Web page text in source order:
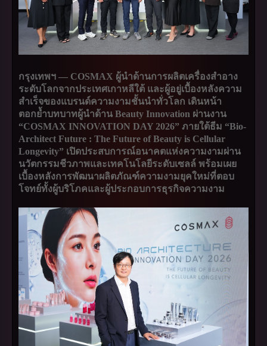
กรุงเทพฯ — COSMAX ผู้นำด้านการผลิตเครื่องสำอาง
ระดับโลกจากประเทศเกาหลีใต้ และผู้อยู่เบื้องหลังความ
สำเร็จของแบรนด์ความงามชั้นนำทั่วโลก เดินหน้า
ตอกย้ำบทบาทผู้นำด้าน Beauty Innovation ผ่านงาน
“COSMAX INNOVATION DAY 2026” ภายใต้ธีม “Bio-
Architect Future : The Future of Beauty is Cellular
Longevity” เปิดประสบการณ์อนาคตแห่งความงามผ่าน
นวัตกรรมชีวภาพและเทคโนโลยีระดับเซลล์ พร้อมเผย
เบื้องหลังการพัฒนาผลิตภัณฑ์ความงามยุคใหม่ที่ตอบ
โจทย์ทั้งผู้บริโภคและผู้ประกอบการธุรกิจความงาม